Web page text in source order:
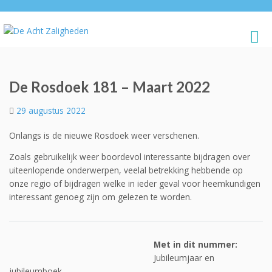
De Rosdoek 181 – Maart 2022
29 augustus 2022
Onlangs is de nieuwe Rosdoek weer verschenen.
Zoals gebruikelijk weer boordevol interessante bijdragen over
uiteenlopende onderwerpen, veelal betrekking hebbende op
onze regio of bijdragen welke in ieder geval voor heemkundigen
interessant genoeg zijn om gelezen te worden.
Met in dit nummer:
Jubileumjaar en